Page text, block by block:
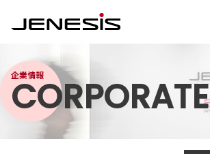
企業情報
CORPORATE